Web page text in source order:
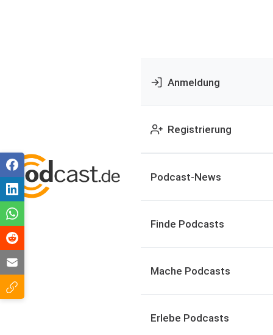
Anmeldung
Registrierung
Podcast-News
Finde Podcasts
Mache Podcasts
Erlebe Podcasts